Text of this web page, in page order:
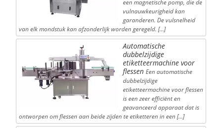
een magnetische pomp, die de
vulnauwkeurigheid kan
garanderen. De vulsnelheid
van elk mondstuk kan afzonderlijk worden geregeld. […]
Automatische
dubbelzijdige
etiketteermachine voor
flessen Een automatische
dubbelzijdige
etiketteermachine voor flessen
is een zeer efficiënt en
geavanceerd apparaat dat is
ontworpen om flessen aan beide zijden te etiketteren in een […]